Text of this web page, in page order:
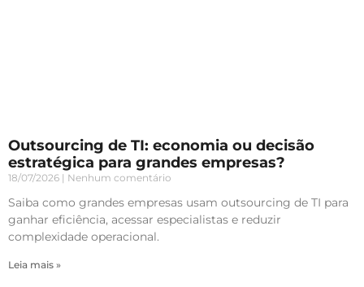
Outsourcing de TI: economia ou decisão
estratégica para grandes empresas?
18/07/2026 Nenhum comentário
Saiba como grandes empresas usam outsourcing de TI para
ganhar eficiência, acessar especialistas e reduzir
complexidade operacional.
Leia mais »